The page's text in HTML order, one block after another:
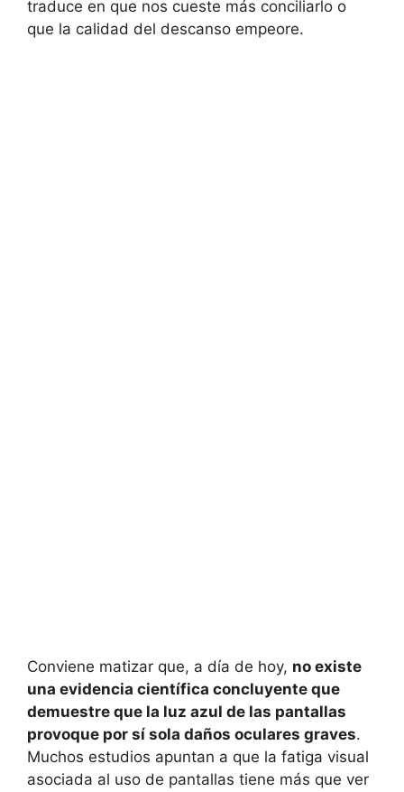
traduce en que nos cueste más conciliarlo o
que la calidad del descanso empeore.
Conviene matizar que, a día de hoy, no existe
una evidencia científica concluyente que
demuestre que la luz azul de las pantallas
provoque por sí sola daños oculares graves.
Muchos estudios apuntan a que la fatiga visual
asociada al uso de pantallas tiene más que ver